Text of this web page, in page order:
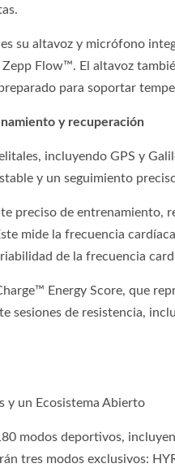
su altavoz y micrófono
Flow™. El altavoz
para soportar
y recuperación
incluyendo GPS y
y un seguimiento
preciso de entrenamiento,
mide la frecuencia
de la frecuencia
Energy Score, que
sesiones de resistencia,
y un Ecosistema Abierto
modos deportivos,
tres modos exclusivos: